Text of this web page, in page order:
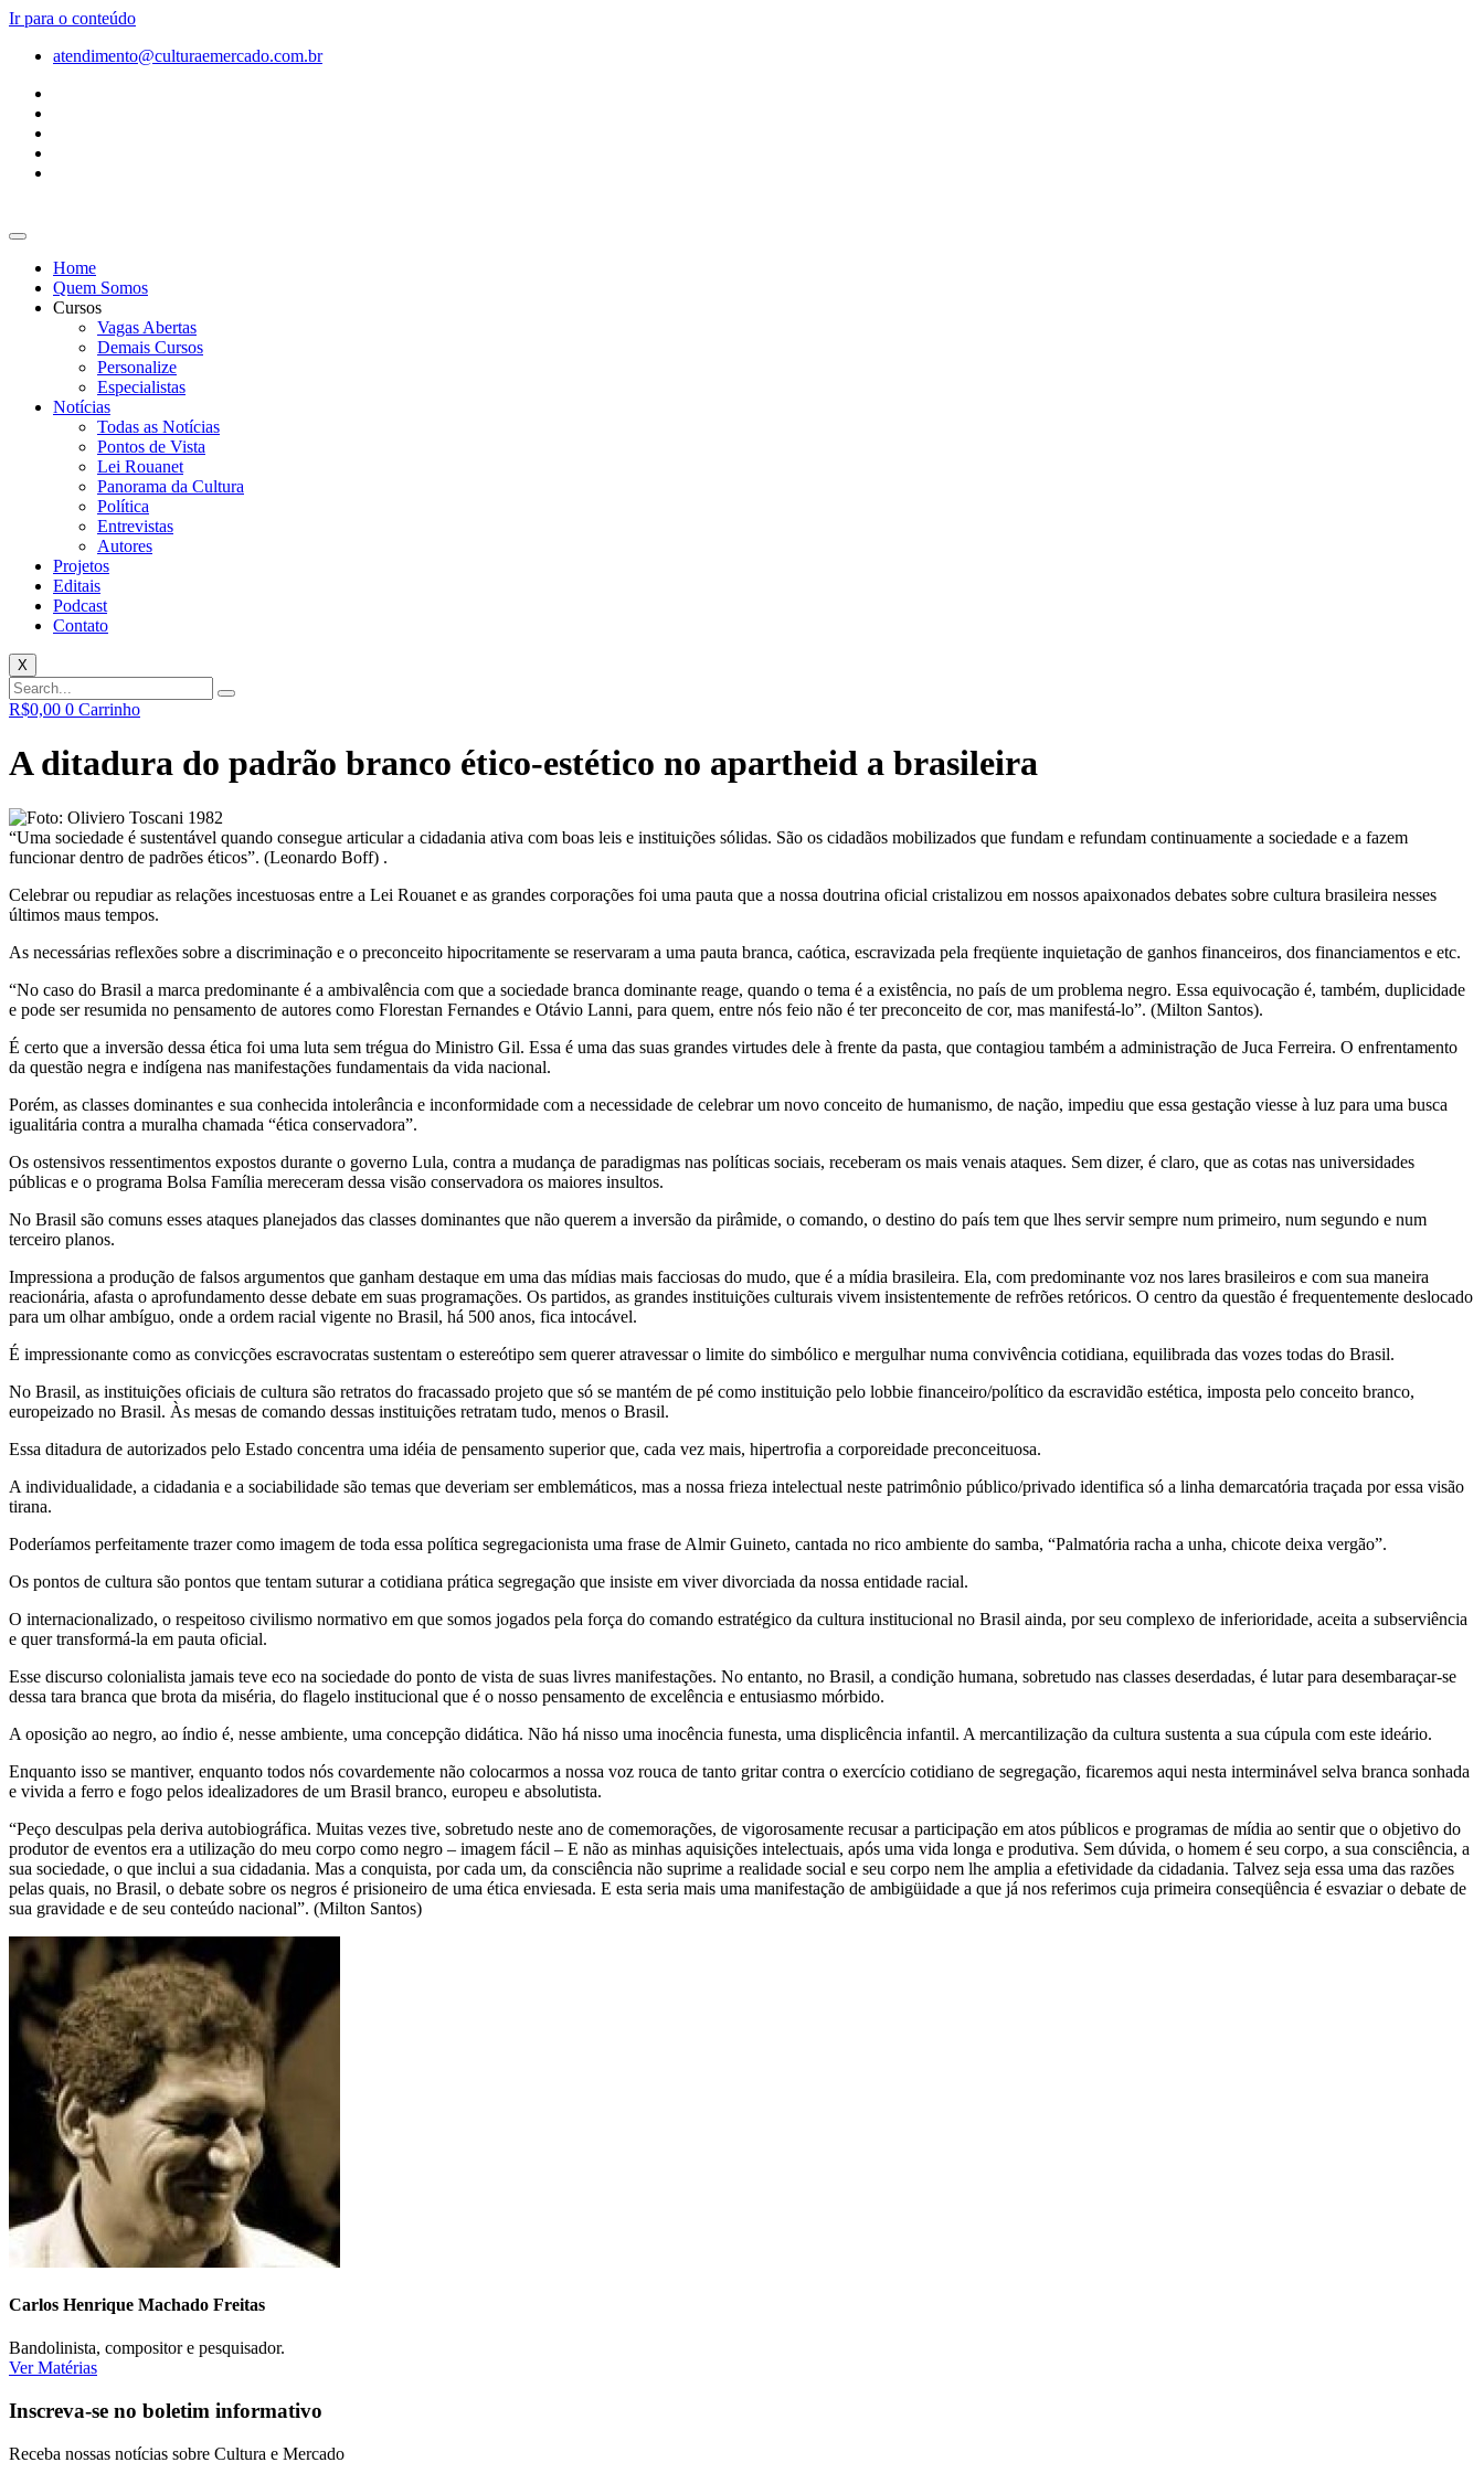
Ir para o conteúdo
atendimento@culturaemercado.com.br
Home
Quem Somos
Cursos
Vagas Abertas
Demais Cursos
Personalize
Especialistas
Notícias
Todas as Notícias
Pontos de Vista
Lei Rouanet
Panorama da Cultura
Política
Entrevistas
Autores
Projetos
Editais
Podcast
Contato
X
R$0,00 0 Carrinho
A ditadura do padrão branco ético-estético no apartheid a brasileira
“Uma sociedade é sustentável quando consegue articular a cidadania ativa com boas leis e instituições sólidas. São os cidadãos mobilizados que fundam e refundam continuamente a sociedade e a fazem
funcionar dentro de padrões éticos”. (Leonardo Boff) .
Celebrar ou repudiar as relações incestuosas entre a Lei Rouanet e as grandes corporações foi uma pauta que a nossa doutrina oficial cristalizou em nossos apaixonados debates sobre cultura brasileira nesses
últimos maus tempos.
As necessárias reflexões sobre a discriminação e o preconceito hipocritamente se reservaram a uma pauta branca, caótica, escravizada pela freqüente inquietação de ganhos financeiros, dos financiamentos e etc.
“No caso do Brasil a marca predominante é a ambivalência com que a sociedade branca dominante reage, quando o tema é a existência, no país de um problema negro. Essa equivocação é, também, duplicidade
e pode ser resumida no pensamento de autores como Florestan Fernandes e Otávio Lanni, para quem, entre nós feio não é ter preconceito de cor, mas manifestá-lo”. (Milton Santos).
É certo que a inversão dessa ética foi uma luta sem trégua do Ministro Gil. Essa é uma das suas grandes virtudes dele à frente da pasta, que contagiou também a administração de Juca Ferreira. O enfrentamento
da questão negra e indígena nas manifestações fundamentais da vida nacional.
Porém, as classes dominantes e sua conhecida intolerância e inconformidade com a necessidade de celebrar um novo conceito de humanismo, de nação, impediu que essa gestação viesse à luz para uma busca
igualitária contra a muralha chamada “ética conservadora”.
Os ostensivos ressentimentos expostos durante o governo Lula, contra a mudança de paradigmas nas políticas sociais, receberam os mais venais ataques. Sem dizer, é claro, que as cotas nas universidades
públicas e o programa Bolsa Família mereceram dessa visão conservadora os maiores insultos.
No Brasil são comuns esses ataques planejados das classes dominantes que não querem a inversão da pirâmide, o comando, o destino do país tem que lhes servir sempre num primeiro, num segundo e num
terceiro planos.
Impressiona a produção de falsos argumentos que ganham destaque em uma das mídias mais facciosas do mudo, que é a mídia brasileira. Ela, com predominante voz nos lares brasileiros e com sua maneira
reacionária, afasta o aprofundamento desse debate em suas programações. Os partidos, as grandes instituições culturais vivem insistentemente de refrões retóricos. O centro da questão é frequentemente deslocado
para um olhar ambíguo, onde a ordem racial vigente no Brasil, há 500 anos, fica intocável.
É impressionante como as convicções escravocratas sustentam o estereótipo sem querer atravessar o limite do simbólico e mergulhar numa convivência cotidiana, equilibrada das vozes todas do Brasil.
No Brasil, as instituições oficiais de cultura são retratos do fracassado projeto que só se mantém de pé como instituição pelo lobbie financeiro/político da escravidão estética, imposta pelo conceito branco,
europeizado no Brasil. Às mesas de comando dessas instituições retratam tudo, menos o Brasil.
Essa ditadura de autorizados pelo Estado concentra uma idéia de pensamento superior que, cada vez mais, hipertrofia a corporeidade preconceituosa.
A individualidade, a cidadania e a sociabilidade são temas que deveriam ser emblemáticos, mas a nossa frieza intelectual neste patrimônio público/privado identifica só a linha demarcatória traçada por essa visão
tirana.
Poderíamos perfeitamente trazer como imagem de toda essa política segregacionista uma frase de Almir Guineto, cantada no rico ambiente do samba, “Palmatória racha a unha, chicote deixa vergão”.
Os pontos de cultura são pontos que tentam suturar a cotidiana prática segregação que insiste em viver divorciada da nossa entidade racial.
O internacionalizado, o respeitoso civilismo normativo em que somos jogados pela força do comando estratégico da cultura institucional no Brasil ainda, por seu complexo de inferioridade, aceita a subserviência
e quer transformá-la em pauta oficial.
Esse discurso colonialista jamais teve eco na sociedade do ponto de vista de suas livres manifestações. No entanto, no Brasil, a condição humana, sobretudo nas classes deserdadas, é lutar para desembaraçar-se
dessa tara branca que brota da miséria, do flagelo institucional que é o nosso pensamento de excelência e entusiasmo mórbido.
A oposição ao negro, ao índio é, nesse ambiente, uma concepção didática. Não há nisso uma inocência funesta, uma displicência infantil. A mercantilização da cultura sustenta a sua cúpula com este ideário.
Enquanto isso se mantiver, enquanto todos nós covardemente não colocarmos a nossa voz rouca de tanto gritar contra o exercício cotidiano de segregação, ficaremos aqui nesta interminável selva branca sonhada
e vivida a ferro e fogo pelos idealizadores de um Brasil branco, europeu e absolutista.
“Peço desculpas pela deriva autobiográfica. Muitas vezes tive, sobretudo neste ano de comemorações, de vigorosamente recusar a participação em atos públicos e programas de mídia ao sentir que o objetivo do
produtor de eventos era a utilização do meu corpo como negro – imagem fácil – E não as minhas aquisições intelectuais, após uma vida longa e produtiva. Sem dúvida, o homem é seu corpo, a sua consciência, a
sua sociedade, o que inclui a sua cidadania. Mas a conquista, por cada um, da consciência não suprime a realidade social e seu corpo nem lhe amplia a efetividade da cidadania. Talvez seja essa uma das razões
pelas quais, no Brasil, o debate sobre os negros é prisioneiro de uma ética enviesada. E esta seria mais uma manifestação de ambigüidade a que já nos referimos cuja primeira conseqüência é esvaziar o debate de
sua gravidade e de seu conteúdo nacional”. (Milton Santos)
Carlos Henrique Machado Freitas
Bandolinista, compositor e pesquisador.
Ver Matérias
Inscreva-se no boletim informativo
Receba nossas notícias sobre Cultura e Mercado